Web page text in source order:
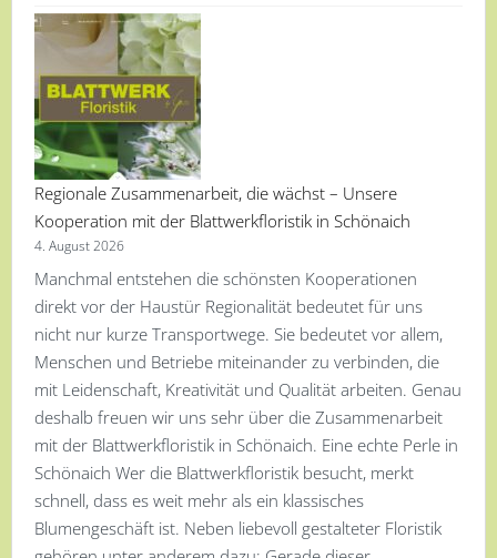
Regionale Zusammenarbeit, die wächst – Unsere
Kooperation mit der Blattwerkfloristik in Schönaich
4. August 2026
Manchmal entstehen die schönsten Kooperationen
direkt vor der Haustür Regionalität bedeutet für uns
nicht nur kurze Transportwege. Sie bedeutet vor allem,
Menschen und Betriebe miteinander zu verbinden, die
mit Leidenschaft, Kreativität und Qualität arbeiten. Genau
deshalb freuen wir uns sehr über die Zusammenarbeit
mit der Blattwerkfloristik in Schönaich. Eine echte Perle in
Schönaich Wer die Blattwerkfloristik besucht, merkt
schnell, dass es weit mehr als ein klassisches
Blumengeschäft ist. Neben liebevoll gestalteter Floristik